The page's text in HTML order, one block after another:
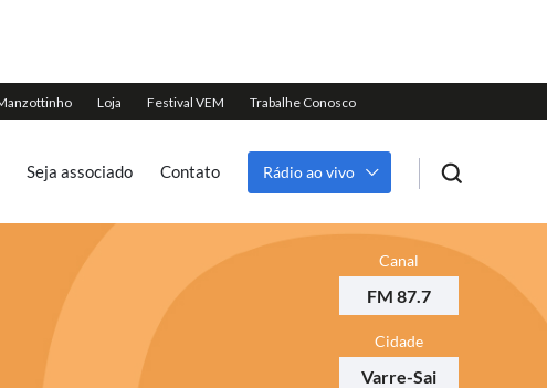
Seja associado Contato Rádio ao vivo
Canal
FM 87.7
Cidade
Varre-Sai